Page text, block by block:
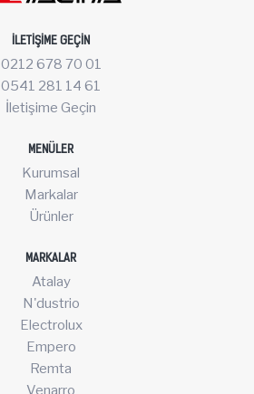
İLETIŞIME GEÇIN
0212 678 70 01
0541 281 14 61
İletişime Geçin
MENÜLER
Kurumsal
Markalar
Ürünler
MARKALAR
Atalay
N'dustrio
Electrolux
Empero
Remta
Venarro